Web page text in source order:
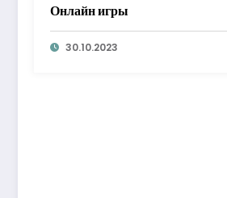
Онлайн игры
30.10.2023